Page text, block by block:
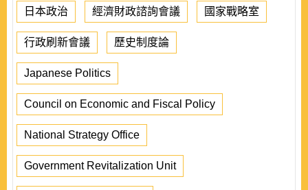
日本政治 經濟財政諮詢會議 國家戰略室
行政刷新會議 歷史制度論
Japanese Politics
Council on Economic and Fiscal Policy
National Strategy Office
Government Revitalization Unit